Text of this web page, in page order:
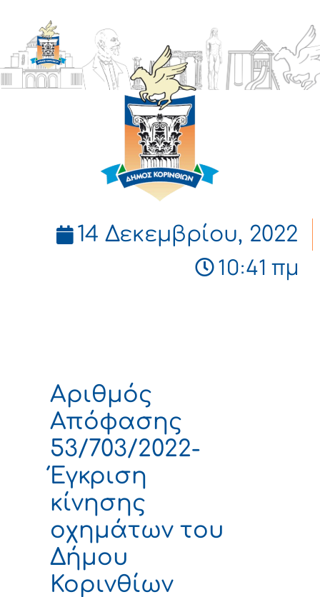
ΔΗΜΟΣ
ΚΟΡΙΝΘΙΩΝ
14 Δεκεμβρίου, 2022
10:41 πμ
Αριθμός
Απόφασης
53/703/2022-
Έγκριση
κίνησης
οχημάτων του
Δήμου
Κορινθίων